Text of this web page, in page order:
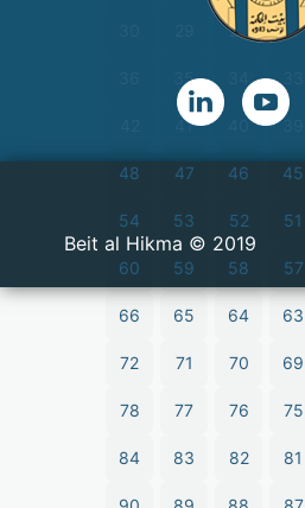
27
28
35
39
40
41
45
46
47
48
51
52
53
54
57
58
59
60
63
64
65
66
69
70
71
72
75
76
77
78
81
82
83
84
2019 © Beit al Hikma